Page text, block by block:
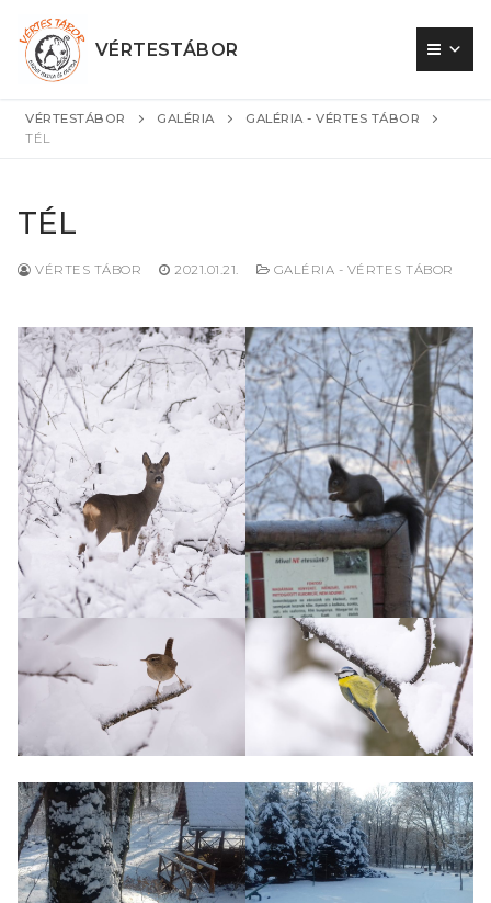
tartalomra
VÉRTESTÁBOR
VÉRTESTÁBOR GALÉRIA
GALÉRIA - VÉRTES TÁBOR
TÉL
TÉL
VÉRTES TÁBOR 2021.01.21. GALÉRIA - VÉRTES TÁBOR